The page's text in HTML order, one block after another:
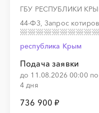
ГБУ РЕСПУБЛИКИ
44-ФЗ, Запрос
республика Крым
Подача заявки
до 11.08.2026 00:00
4 дня
736 900 ₽